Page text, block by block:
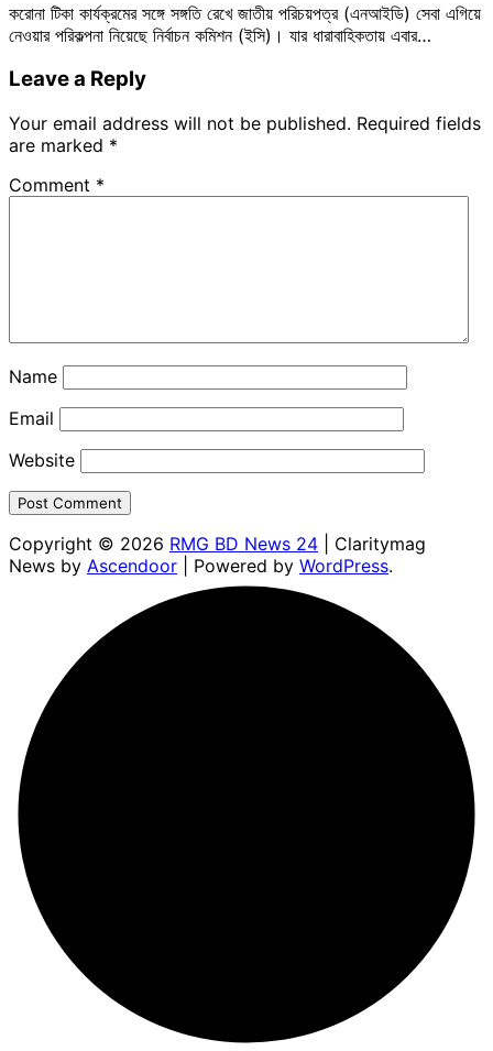
করোনা টিকা কার্যক্রমের সঙ্গে সঙ্গতি রেখে জাতীয় পরিচয়পত্র (এনআইডি) সেবা এগিয়ে
নেওয়ার পরিকল্পনা নিয়েছে নির্বাচন কমিশন (ইসি)। যার ধারাবাহিকতায় এবার…
Leave a Reply
Your email address will not be published. Required fields
are marked *
Comment *
Name
Email
Website
Copyright © 2026 RMG BD News 24 | Claritymag
News by Ascendoor | Powered by WordPress.